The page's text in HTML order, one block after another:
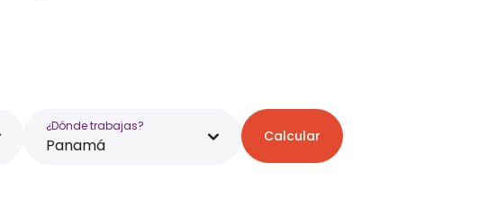
¿Dónde trabajas?
Panamá Calcular